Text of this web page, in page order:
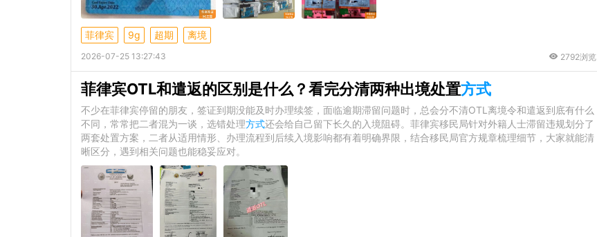
菲律宾 9g 超期 离境
2026-07-25 13:27:43 2792浏览
菲律宾OTL和遣返的区别是什么？看完分清两种出境处置方式
不少在菲律宾停留的朋友，签证到期没能及时办理续签，面临逾期滞留问题时，总会分不清OTL离境令和遣返到底有什么
不同，常常把二者混为一谈，选错处理方式还会给自己留下长久的入境阻碍。菲律宾移民局针对外籍人士滞留违规划分了
两套处置方案，二者从适用情形、办理流程到后续入境影响都有着明确界限，结合移民局官方规章梳理细节，大家就能清
晰区分，遇到相关问题也能稳妥应对。